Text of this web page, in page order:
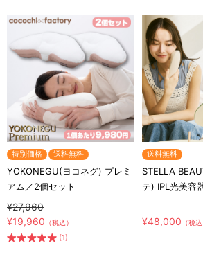
特別価格 送料無料
YOKONEGU(ヨコネグ) プレミ
アム／2個セット
¥27,960
¥19,960 （税込）
(1)
送料無料
STELLA
テ) IPL光美容
¥48,000 （税込